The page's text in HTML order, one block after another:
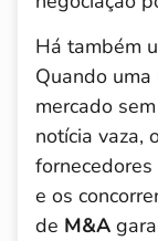
Há também
Quando uma
mercado
notícia vaza,
e os
de M&A